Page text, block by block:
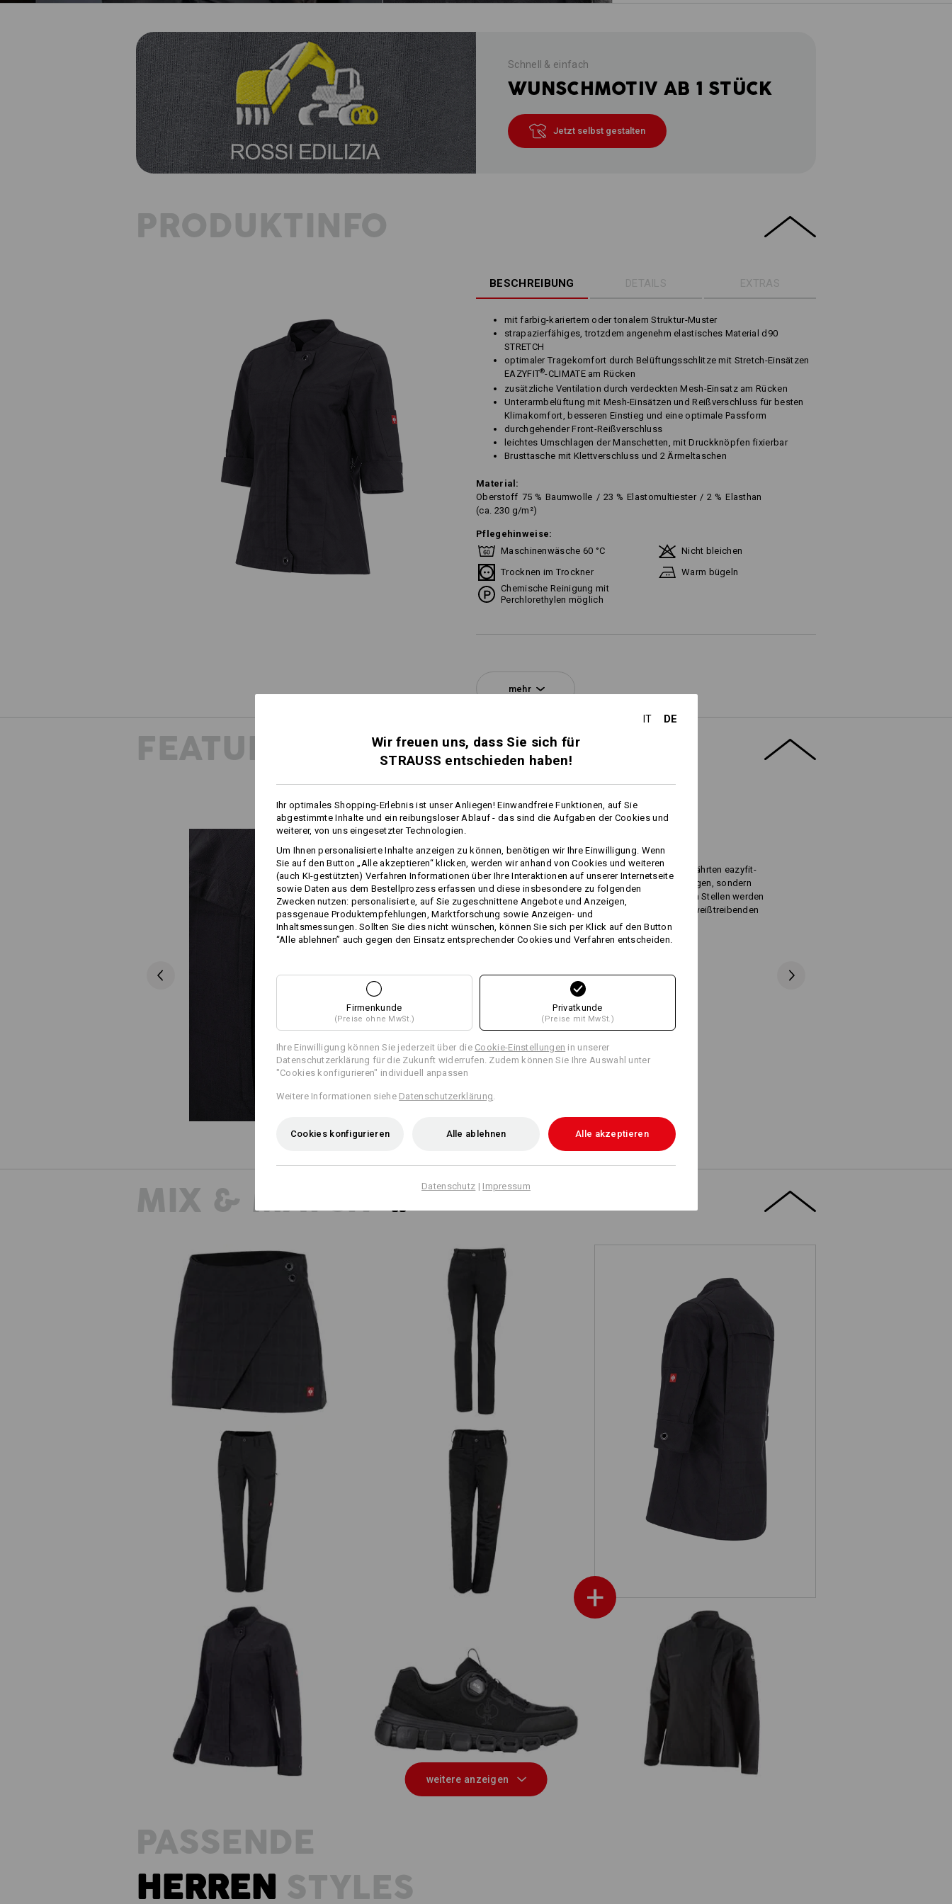
Schnell & einfach
WUNSCHMOTIV AB 1 STÜCK
Jetzt selbst gestalten
PRODUKTINFO
BESCHREIBUNG DETAILS EXTRAS
mit farbig-kariertem oder tonalem Struktur-Muster
strapazierfähiges, trotzdem angenehm elastisches Material d90
STRETCH
optimaler Tragekomfort durch Belüftungsschlitze mit Stretch-Einsätzen
EAZYFIT®-CLIMATE am Rücken
zusätzliche Ventilation durch verdeckten Mesh-Einsatz am Rücken
Unterarmbelüftung mit Mesh-Einsätzen und Reißverschluss für besten
Klimakomfort, besseren Einstieg und eine optimale Passform
durchgehender Front-Reißverschluss
leichtes Umschlagen der Manschetten, mit Druckknöpfen fixierbar
Brusttasche mit Klettverschluss und 2 Ärmeltaschen
Material:
Oberstoff 75 % Baumwolle / 23 % Elastomultiester / 2 % Elasthan
(ca. 230 g/m²)
Pflegehinweise:
Maschinenwäsche 60 °C
Nicht bleichen
Trocknen im Trockner
Warm bügeln
Chemische Reinigung mit
Perchlorethylen möglich
Personalisierung:
Logoservice
mehr
FEATURES
EIN EINSATZ - ZWEI VORTEILE
Doppelte Wohltat für Rücken und Schultern: Die bewährten eazyfit-
Einsätze unterstützen nicht nur flexibel alle Bewegungen, sondern
sorgen auch für die nötige Frische. Die neuralgischen Stellen werden
angenehm belüftet - das fühlt sich vor allem bei schweißtreibenden
Arbeiten richtig gut an.
MIX & MATCH
Berufsjacke 3/4-Arm e.s.fusion,
+
e.s. Berufshose Chino, Damen
e.s. Berufshose pocket, Damen e.s. Berufshose base, Damen
Berufsjacke langarm e.s.fusion,
O1 Berufsschuhe e.s. Rexburg low e.s. Kochhemd, Damen
weitere anzeigen
PASSENDE
HERREN STYLES
IT DE
Wir freuen uns, dass Sie sich für
STRAUSS entschieden haben!
Ihr optimales Shopping-Erlebnis ist unser Anliegen! Einwandfreie Funktionen, auf Sie
abgestimmte Inhalte und ein reibungsloser Ablauf - das sind die Aufgaben der Cookies und
weiterer, von uns eingesetzter Technologien.
Um Ihnen personalisierte Inhalte anzeigen zu können, benötigen wir Ihre Einwilligung. Wenn
Sie auf den Button „Alle akzeptieren“ klicken, werden wir anhand von Cookies und weiteren
(auch KI-gestützten) Verfahren Informationen über Ihre Interaktionen auf unserer Internetseite
sowie Daten aus dem Bestellprozess erfassen und diese insbesondere zu folgenden
Zwecken nutzen: personalisierte, auf Sie zugeschnittene Angebote und Anzeigen,
passgenaue Produktempfehlungen, Marktforschung sowie Anzeigen- und
Inhaltsmessungen. Sollten Sie dies nicht wünschen, können Sie sich per Klick auf den Button
“Alle ablehnen” auch gegen den Einsatz entsprechender Cookies und Verfahren entscheiden.
Firmenkunde
(Preise ohne MwSt.)
Privatkunde
(Preise mit MwSt.)
Ihre Einwilligung können Sie jederzeit über die Cookie-Einstellungen in unserer
Datenschutzerklärung für die Zukunft widerrufen. Zudem können Sie Ihre Auswahl unter
"Cookies konfigurieren" individuell anpassen
Weitere Informationen siehe Datenschutzerklärung
Cookies konfigurieren Alle ablehnen Alle akzeptieren
Datenschutz | Impressum